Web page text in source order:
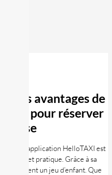
: les avantages de
pour réserver
course
l’application HelloTAXI est
rapide et pratique. Grâce à sa
devient un jeu d’enfant. Que